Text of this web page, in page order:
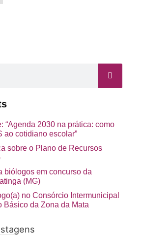
“Agenda 2030 na prática: como
ao cotidiano escolar”
sobre o Plano de Recursos
biólogos em concurso da
(MG)
no Consórcio Intermunicipal
Básico da Zona da Mata